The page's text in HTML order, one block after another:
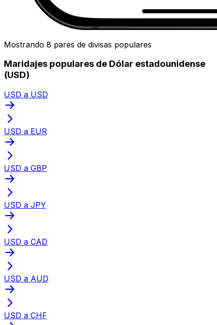
Mostrando 8 pares de divisas populares
Maridajes populares de Dólar estadounidense
(USD)
USD a USD
USD a EUR
USD a GBP
USD a JPY
USD a CAD
USD a AUD
USD a CHF